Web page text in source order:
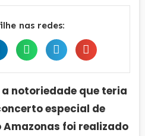
nas redes:
notoriedade que teria
especial de
Amazonas foi realizado